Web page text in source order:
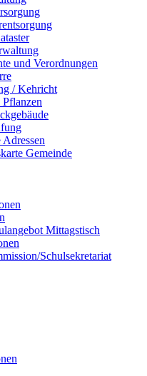
und Verordnungen
/ Kehricht
Gemeinde
Mittagstisch
Schulsekretariat